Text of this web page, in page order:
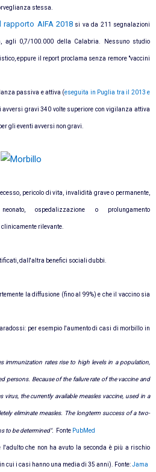
stessa.
rapporto AIFA 2018si va da 211 segnalazioni
agli 0,7/100.000 della Calabria. Nessuno studio
eppure il report proclama senza remore "vaccini
passiva e attiva (eseguita in Puglia tra il 2013 e
avversi gravi 340 volte superiore con vigilanza attiva
gli eventi avversi non gravi.
pericolo di vita, invalidità grave o permanente,
ospedalizzazione o prolungamento
rilevante.
dall'altra benefici sociali dubbi.
la diffusione (fino al 99%) e che il vaccino sia
per esempio l'aumento di casi di morbillo in
immunization rates rise to high levels in a population,
persons. Because of the failure rate of the vaccine and
the currently available measles vaccine, used in a
eliminate measles. The longterm success of a two-
to be determined". Fonte PubMed
l'adulto che non ha avuto la seconda è più a rischio
cui i casi hanno una media di 35 anni). Fonte:Jama